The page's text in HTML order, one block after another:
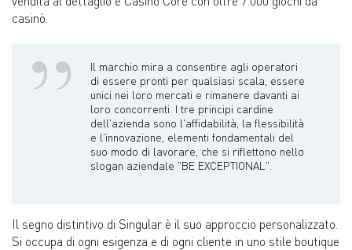
casinò.
Il marchio mira a consentire agli operatori
di essere pronti per qualsiasi scala, essere
unici nei loro mercati e rimanere davanti ai
loro concorrenti. I tre principi cardine
dell'azienda sono l'affidabilità, la flessibilità
e l'innovazione, elementi fondamentali del
suo modo di lavorare, che si riflettono nello
slogan aziendale "BE EXCEPTIONAL".
Il segno distintivo di Singular è il suo approccio personalizzato.
Si occupa di ogni esigenza e di ogni cliente in uno stile boutique